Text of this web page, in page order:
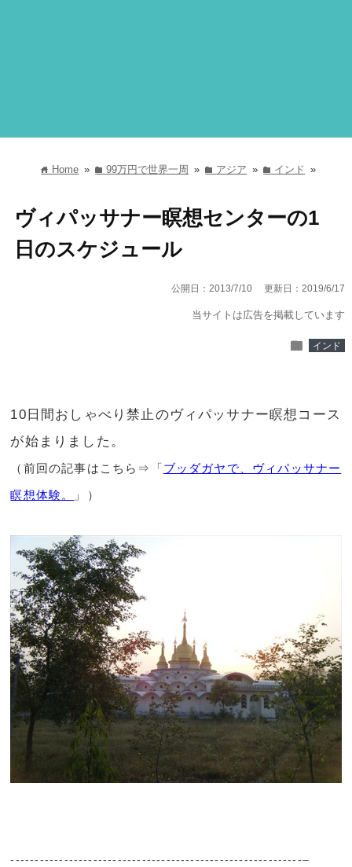
home Home » folder99万円で世界一周 » folder アジア » folder インド »
ヴィパッサナー瞑想センターの1
日のスケジュール
公開日：2013/7/10 更新日：2019/6/17
当サイトは広告を掲載しています
folder インド
10日間おしゃべり禁止のヴィパッサナー瞑想コース
が始まりました。
（前回の記事はこちら⇒「ブッダガヤで、ヴィパッサナー
瞑想体験。
」）
------------------------------------------------------------–